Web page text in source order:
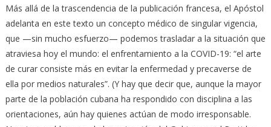
Más allá de la trascendencia de la publicación francesa, el Apóstol
adelanta en este texto un concepto médico de singular vigencia,
que —sin mucho esfuerzo— podemos trasladar a la situación que
atraviesa hoy el mundo: el enfrentamiento a la COVID-19: “el arte
de curar consiste más en evitar la enfermedad y precaverse de
ella por medios naturales”. (Y hay que decir que, aunque la mayor
parte de la población cubana ha respondido con disciplina a las
orientaciones, aún hay quienes actúan de modo irresponsable.